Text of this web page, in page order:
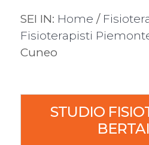
SEI IN: Home /
Fisioterapisti
Cuneo
STUDIO